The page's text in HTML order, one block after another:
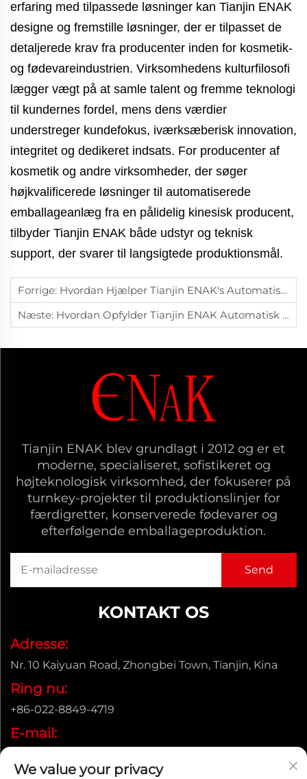
erfaring med tilpassede løsninger kan Tianjin ENAK
designe og fremstille løsninger, der er tilpasset de
detaljerede krav fra producenter inden for kosmetik-
og fødevareindustrien. Virksomhedens kulturfilosofi
lægger vægt på at samle talent og fremme teknologi
til kundernes fordel, mens dens værdier
understreger kundefokus, iværksæberisk innovation,
integritet og dedikeret indsats. For producenter af
kosmetik og andre virksomheder, der søger
højkvalificerede løsninger til automatiserede
emballageanlæg fra en pålidelig kinesisk producent,
tilbyder Tianjin ENAK både udstyr og teknisk
support, der svarer til langsigtede produktionsmål.
Forrige: Hvordan Hjælper Tianjin ENAK's Automatiske Emballagelinje Producenter Med At Reducere Driftsomkostninger Og Øge Effektiviteten?
Næste: Hvordan Opfylder Tianjin ENAK Automatisk Mærkningsmaskine Til Vandflasker Mærkningsbehovene For Forskellige Flasketyper?
Tianjin ENAK blev grundlagt i 2012 og er et
moderne, specialiseret, sofistikeret og
højteknologisk virksomhed, der fokuserer på
turnkey-projekter til produktionslinjer for
færdigretter, konserverede fødevarer og
efterfølgende emballageproduktion.
KONTAKT OS
Adresse:
Nr. 10 Kaiyuan Road, Zhongbei Town, Tianjin, Kina
Ring nu:
+86-022-8849-4719
E-mail:
We value your privacy